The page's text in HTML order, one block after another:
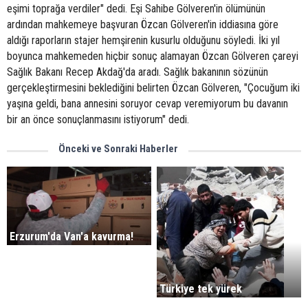
eşimi toprağa verdiler" dedi. Eşi Sahibe Gölveren'in ölümünün
ardından mahkemeye başvuran Özcan Gölveren'in iddiasına göre
aldığı raporların stajer hemşirenin kusurlu olduğunu söyledi. İki yıl
boyunca mahkemeden hiçbir sonuç alamayan Özcan Gölveren çareyi
Sağlık Bakanı Recep Akdağ'da aradı. Sağlık bakanının sözünün
gerçekleştirmesini beklediğini belirten Özcan Gölveren, "Çocuğum iki
yaşına geldi, bana annesini soruyor cevap veremiyorum bu davanın
bir an önce sonuçlanmasını istiyorum" dedi.
Önceki ve Sonraki Haberler
Erzurum'da Van'a kavurma!
Türkiye tek yürek